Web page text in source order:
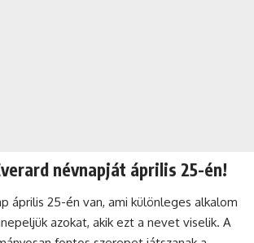
névnapját április 25-én!
április 25-én van, ami különleges alkalom
azokat, akik ezt a nevet viselik. A